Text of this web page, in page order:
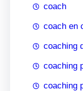
coach
coach en
coaching
coaching
coaching